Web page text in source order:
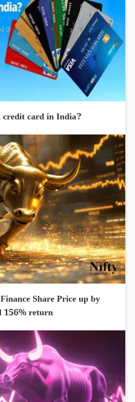
credit card in India?
Share Price up by
156% return